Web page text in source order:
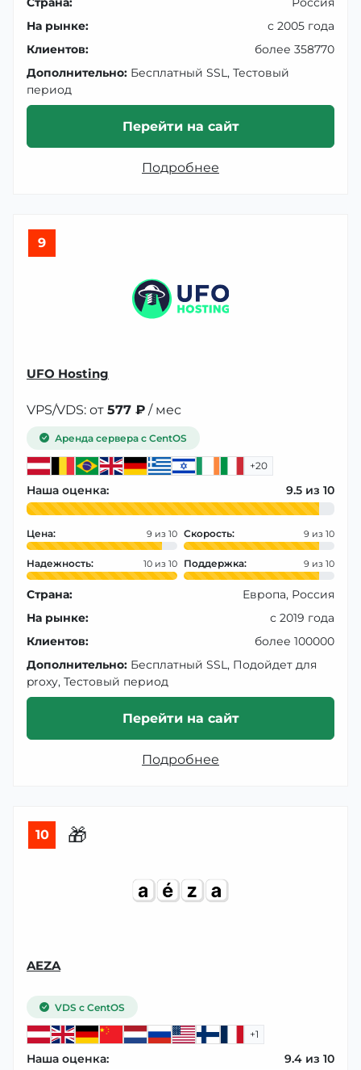
На рынке:
с 2005 года
Клиентов:
более 358770
Дополнительно: Бесплатный SSL, Тестовый
период
Перейти на сайт
Подробнее
9
UFO Hosting
VPS/VDS: от 577 ₽ / мес
Аренда сервера с CentOS
+20
Наша оценка: 9.5
Цена: 9 Скорость: 9
Надежность: 10 Поддержка: 9
Страна:
Европа, Россия
На рынке:
с 2019 года
Клиентов:
более 100000
Дополнительно: Бесплатный SSL, Подойдет для
proxy, Тестовый период
Перейти на сайт
Подробнее
10 🎁
AEZA
VDS с CentOS
+1
Наша оценка: 9.4